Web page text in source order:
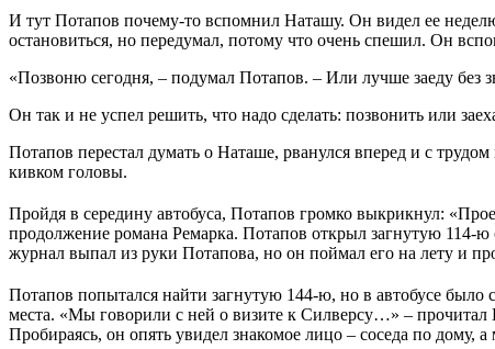
И тут Потапов почему-то вспомнил Наташу. Он видел ее
остановиться, но передумал, потому что очень спешил. Он
«Позвоню сегодня, – подумал Потапов. – Или лучше заеду без
Он так и не успел решить, что надо сделать: позвонить или
Потапов перестал думать о Наташе, рванулся вперед и с
кивком головы.
Пройдя в середину автобуса, Потaпов громко выкрикнул:
продолжение романа Ремарка. Потапов открыл загнутую 114-
журнал выпал из руки Потапова, но он поймал его на лету и
Потапов попытался найти загнутую 144-ю, но в автобусе было
места. «Мы говорили с ней о визите к Силверсу…» – прочитал
Пробираясь, он опять увидел знакомое лицо – соседа по дому,